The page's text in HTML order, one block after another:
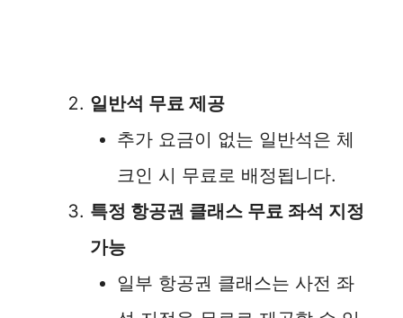
일반석 무료 제공
추가 요금이 없는 일반석은 체
크인 시 무료로 배정됩니다.
특정 항공권 클래스 무료 좌석 지정
가능
일부 항공권 클래스는 사전 좌